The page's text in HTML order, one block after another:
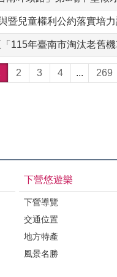
暨兒童權利公約落實培
115年臺南市淘汰老舊
2 3 4 ... 269
下營悠遊樂
下營導覽
交通位置
地方特產
風景名勝